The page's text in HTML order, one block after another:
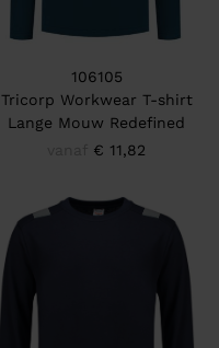
106105
Tricorp Workwear T-shirt
Lange Mouw Redefined
€ 11,82